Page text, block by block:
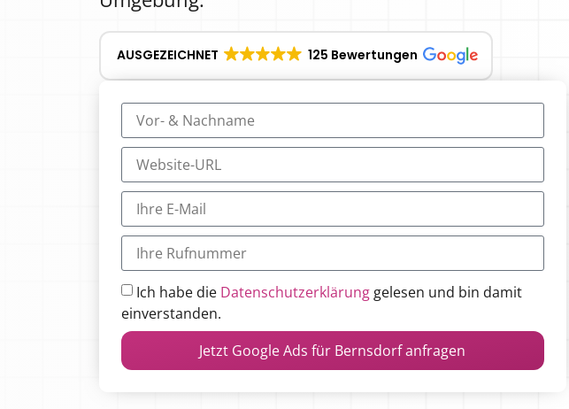
AUSGEZEICHNET 125 Bewertungen
Ich habe die Datenschutzerklärung gelesen und bin damit
einverstanden.
Jetzt Google Ads für Bernsdorf anfragen